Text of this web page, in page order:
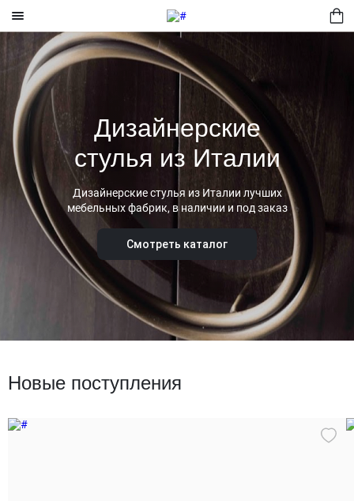
Мягкая мебель
Спальня
Комоды
Корпусная мебель
Свет
Столовая
Аксессуары
Сейфы
Текстиль
Дизайнерские
стулья из Италии
Дизайнерские стулья из Италии лучших
мебельных фабрик, в наличии и под заказ
Смотреть каталог
Новые поступления